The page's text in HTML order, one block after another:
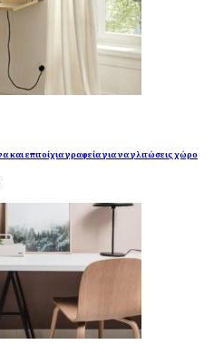
και επιτοίχια γραφεία για να γλιτώσεις χώρο